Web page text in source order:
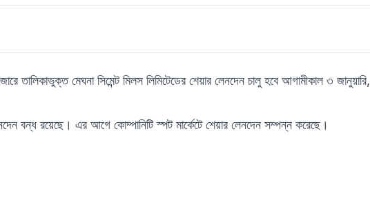
তালিকাভুক্ত মেঘনা সিমেন্ট মিলস লিমিটেডের শেয়ার লেনদেন চালু হবে আগামীকাল ৩ জানুয়ারি,
বন্ধ রয়েছে। এর আগে কোম্পানিটি স্পট মার্কেটে শেয়ার লেনদেন সম্পন্ন করেছে।